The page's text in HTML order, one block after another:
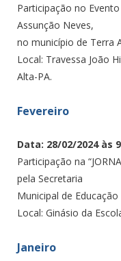
Participação no
Assunção Neves,
no município de Terra
Local: Travessa João
Alta-PA.
Fevereiro
Data: 28/02/2024 às
Participação na
pela Secretaria
Municipal de
Local: Ginásio da
Janeiro